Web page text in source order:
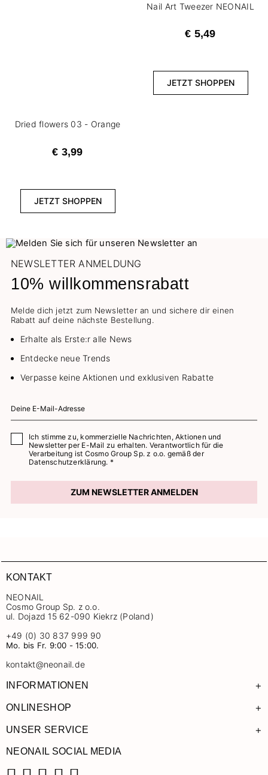
Dried flowers 03 - Orange
€ 3,99
JETZT SHOPPEN
Nail Art Tweezer NEONAIL
€ 5,49
JETZT SHOPPEN
NEWSLETTER ANMELDUNG
10% willkommensrabatt
Melde dich jetzt zum Newsletter an und sichere dir einen
Rabatt auf deine nächste Bestellung.
Erhalte als Erste:r alle News
Entdecke neue Trends
Verpasse keine Aktionen und exklusiven Rabatte
Ich stimme zu, kommerzielle Nachrichten, Aktionen und
Newsletter per E-Mail zu erhalten. Verantwortlich für die
Verarbeitung ist Cosmo Group Sp. z o.o. gemäß der
Datenschutzerklärung. *
ZUM NEWSLETTER ANMELDEN
KONTAKT
NEONAIL
Cosmo Group Sp. z o.o.
ul. Dojazd 15 62-090 Kiekrz (Poland)
+49 (0) 30 837 999 90
Mo. bis Fr. 9:00 - 15:00.
kontakt@neonail.de
INFORMATIONEN +
ONLINESHOP +
UNSER SERVICE +
NEONAIL SOCIAL MEDIA